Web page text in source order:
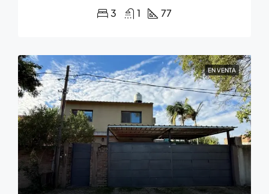
3 1 77
EN VENTA